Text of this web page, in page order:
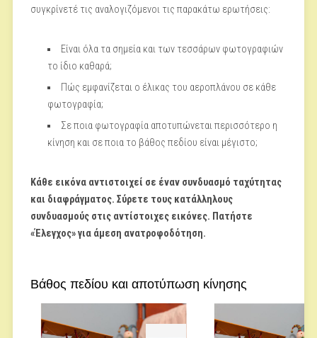
συγκρίνετέ τις αναλογιζόμενοι τις παρακάτω ερωτήσεις:
Είναι όλα τα σημεία και των τεσσάρων φωτογραφιών
το ίδιο καθαρά;
Πώς εμφανίζεται ο έλικας του αεροπλάνου σε κάθε
φωτογραφία;
Σε ποια φωτογραφία αποτυπώνεται περισσότερο η
κίνηση και σε ποια το βάθος πεδίου είναι μέγιστο;
Κάθε εικόνα αντιστοιχεί σε έναν συνδυασμό ταχύτητας
και διαφράγματος. Σύρετε τους κατάλληλους
συνδυασμούς στις αντίστοιχες εικόνες. Πατήστε
«Έλεγχος» για άμεση ανατροφοδότηση.